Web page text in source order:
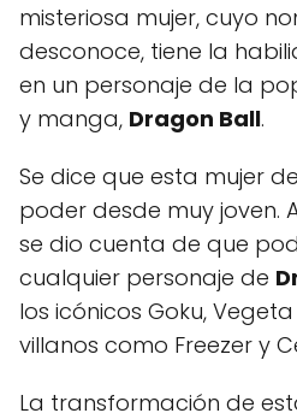
misteriosa mujer, cuyo
desconoce, tiene la
en un personaje de la
y manga, Dragon Ball.
Se dice que esta mujer
poder desde muy joven.
se dio cuenta de que
cualquier personaje de
los icónicos Goku,
villanos como Freezer y
La transformación de